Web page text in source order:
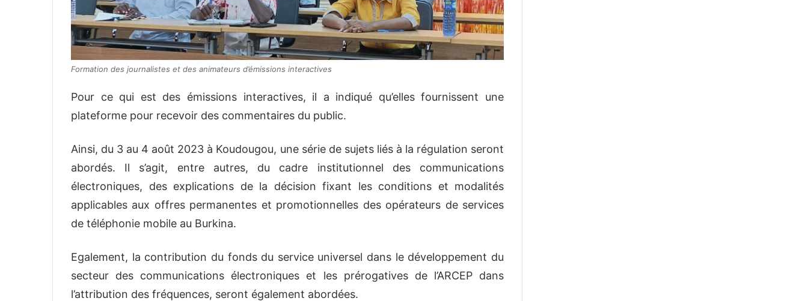
Formation des journalistes et des animateurs d’émissions interactives
Pour ce qui est des émissions interactives, il a indiqué qu’elles fournissent une
plateforme pour recevoir des commentaires du public.
Ainsi, du 3 au 4 août 2023 à Koudougou, une série de sujets liés à la régulation seront
abordés. Il s’agit, entre autres, du cadre institutionnel des communications
électroniques, des explications de la décision fixant les conditions et modalités
applicables aux offres permanentes et promotionnelles des opérateurs de services
de téléphonie mobile au Burkina.
Egalement, la contribution du fonds du service universel dans le développement du
secteur des communications électroniques et les prérogatives de l’ARCEP dans
l’attribution des fréquences, seront également abordées.